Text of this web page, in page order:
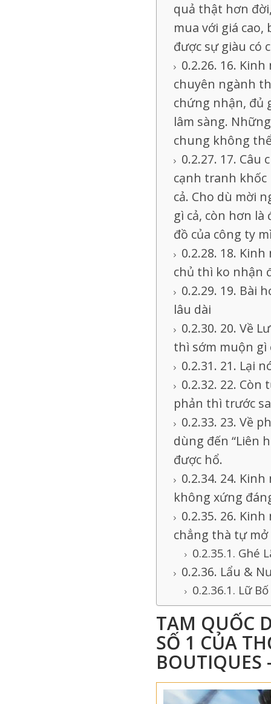
quả thật hơn
mua với giá
được sự giàu có
16. Kinh
chuyên ngành
chứng nhận, đủ
lâm sàng.
chung không
17. Câu
cạnh tranh
cả. Cho dù mời
gì cả, còn hơn
đồ của công ty
18.
chủ thì ko nhận
19. Bài
lâu dài
20. Về
thì sớm muộn gì
21. Lại
22. Còn
phản thì trước
23. Về
dùng đến “Liên
được hổ.
24.
không xứng
26. Kinh
chẳng thà tự mở
Ghé
Lẩu &
Lữ
TAM QUỐC
SỐ 1 CỦA
BOUTIQUES